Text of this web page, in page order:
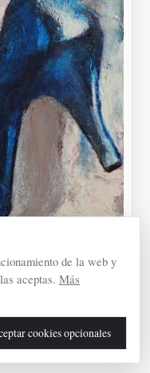
de la web y
aceptas. Más
cookies opcionales